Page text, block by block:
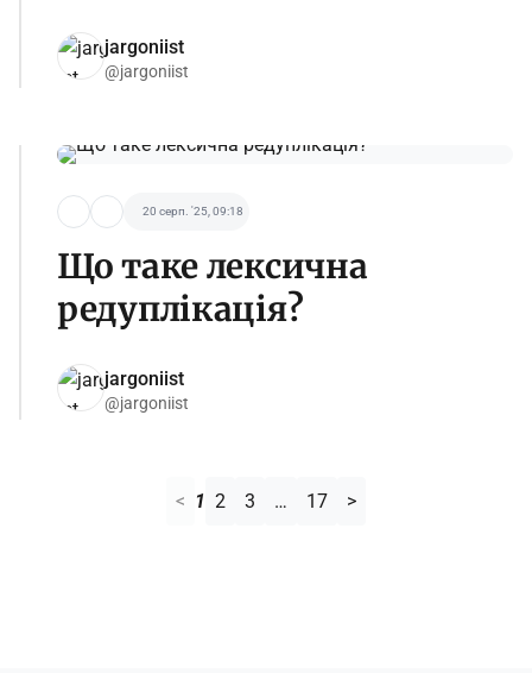
jargoniist
@jargoniist
20 серп. '25, 09:18
Що таке лексична
редуплікація?
jargoniist
@jargoniist
< 1 2 3 … 17 >